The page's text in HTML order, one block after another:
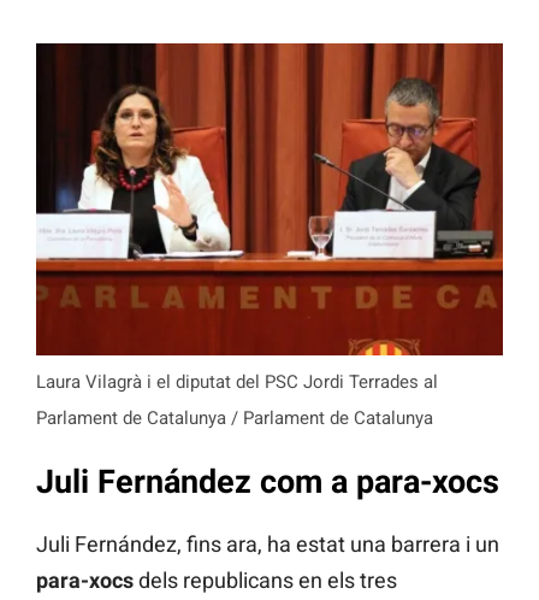
Laura Vilagrà i el diputat del PSC Jordi Terrades al
Parlament de Catalunya / Parlament de Catalunya
Juli Fernández com a para-xocs
Juli Fernández, fins ara, ha estat una barrera i un
para-xocsdels republicans en els tres